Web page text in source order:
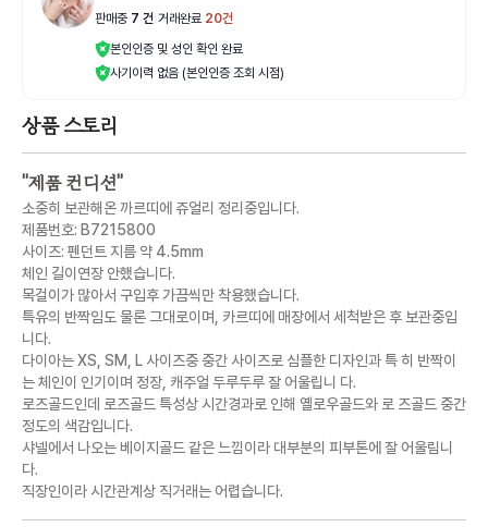
판매중 7 건 거래완료 20건
본인인증 및 성인 확인 완료
사기이력 없음 (본인인증 조회 시점)
상품 스토리
"제품 컨디션"
소중히 보관해온 까르띠에 쥬얼리 정리중입니다.
제품번호: B7215800
사이즈: 펜던트 지름 약 4.5mm
체인 길이연장 안했습니다.
목걸이가 많아서 구입후 가끔씩만 착용했습니다.
특유의 반짝임도 물론 그대로이며, 카르띠에 매장에서 세척받은 후 보관중입
니다.
다이아는 XS, SM, L 사이즈중 중간 사이즈로 심플한 디자인과 특 히 반짝이
는 체인이 인기이며 정장, 캐주얼 두루두루 잘 어울립니 다.
로즈골드인데 로즈골드 특성상 시간경과로 인해 옐로우골드와 로 즈골드 중간
정도의 색감입니다.
샤넬에서 나오는 베이지골드 같은 느낌이라 대부분의 피부톤에 잘 어울림니
다.
직장인이라 시간관계상 직거래는 어렵습니다.